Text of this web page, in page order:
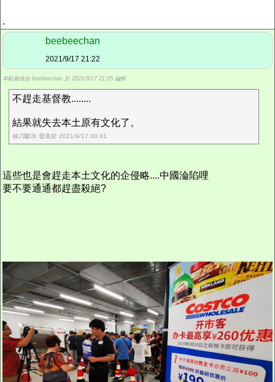
.
beebeechan
2021/9/17 21:22
本帖最後由 beebeechan 於 2021/9/17 21:25 編輯
不趕走基督教........
結果就失去本土原有文化了。
抽刀斷水 發表於 2021/9/17 00:41
這些也是會趕走本土文化的企侵略....中國淪陷哩
要不要通通都趕盡殺絕?